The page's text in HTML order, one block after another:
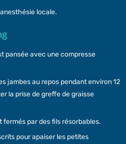
locale.
pansée avec une compresse
jambes au repos pendant environ 12
la prise de greffe de graisse
fermés par des fils résorbables.
pour apaiser les petites